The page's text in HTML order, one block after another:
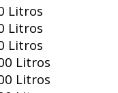
Litros
Litros
Litros
Litros
Litros